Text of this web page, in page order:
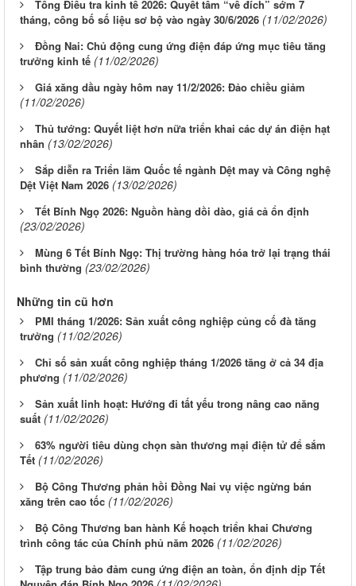
Tổng Điều tra kinh tế 2026: Quyết tâm “về đích” sớm 7
tháng, công bố số liệu sơ bộ vào ngày 30/6/2026 (11/02/2026)
Đồng Nai: Chủ động cung ứng điện đáp ứng mục tiêu tăng
trưởng kinh tế (11/02/2026)
Giá xăng dầu ngày hôm nay 11/2/2026: Đảo chiều giảm
(11/02/2026)
Thủ tướng: Quyết liệt hơn nữa triển khai các dự án điện hạt
nhân (13/02/2026)
Sắp diễn ra Triển lãm Quốc tế ngành Dệt may và Công nghệ
Dệt Việt Nam 2026 (13/02/2026)
Tết Bính Ngọ 2026: Nguồn hàng dồi dào, giá cả ổn định
(23/02/2026)
Mùng 6 Tết Bính Ngọ: Thị trường hàng hóa trở lại trạng thái
bình thường (23/02/2026)
Những tin cũ hơn
PMI tháng 1/2026: Sản xuất công nghiệp củng cố đà tăng
trưởng (11/02/2026)
Chỉ số sản xuất công nghiệp tháng 1/2026 tăng ở cả 34 địa
phương (11/02/2026)
Sản xuất linh hoạt: Hướng đi tất yếu trong nâng cao năng
suất (11/02/2026)
63% người tiêu dùng chọn sàn thương mại điện tử để sắm
Tết (11/02/2026)
Bộ Công Thương phản hồi Đồng Nai vụ việc ngừng bán
xăng trên cao tốc (11/02/2026)
Bộ Công Thương ban hành Kế hoạch triển khai Chương
trình công tác của Chính phủ năm 2026 (11/02/2026)
Tập trung bảo đảm cung ứng điện an toàn, ổn định dịp Tết